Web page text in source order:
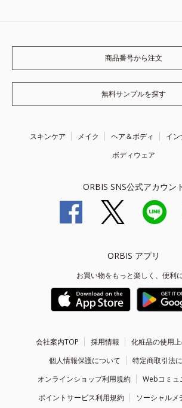
商品番号から注文
無料サンプルを探す
スキンケア メイク ヘア＆ボディ
イン
ボディウェア
ORBIS SNS公式アカウン
ORBIS アプリ
お買い物をもっと楽しく、便利
会社案内TOP 採用情報
化粧品の使用
個人情報保護について
特定商取引法
オンラインショップ利用規約
Webコミュ
ポイントサービス利用規約
ソーシャルメ